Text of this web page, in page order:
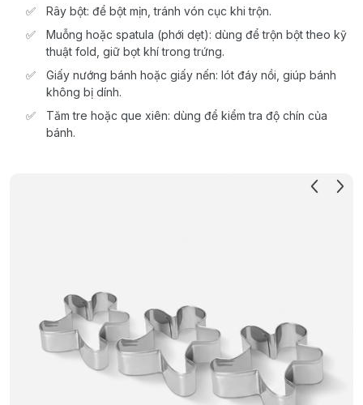
Rây bột: để bột mịn, tránh vón cục khi trộn.
Muỗng hoặc spatula (phới dẹt): dùng để trộn bột theo kỹ
thuật fold, giữ bọt khí trong trứng.
Giấy nướng bánh hoặc giấy nến: lót đáy nồi, giúp bánh
không bị dính.
Tăm tre hoặc que xiên: dùng để kiểm tra độ chín của
bánh.